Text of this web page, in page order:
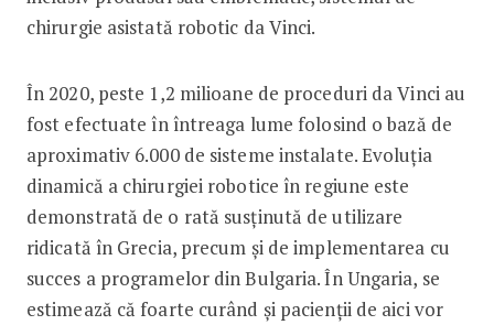
chirurgie asistată robotic da Vinci.
În 2020, peste 1,2 milioane de proceduri da Vinci au
fost efectuate în întreaga lume folosind o bază de
aproximativ 6.000 de sisteme instalate. Evoluția
dinamică a chirurgiei robotice în regiune este
demonstrată de o rată susținută de utilizare
ridicată în Grecia, precum și de implementarea cu
succes a programelor din Bulgaria. În Ungaria, se
estimează că foarte curând și pacienții de aici vor